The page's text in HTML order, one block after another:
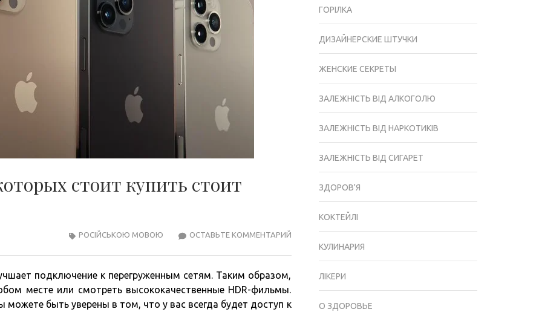
стоит купить стоит
ОСТАВЬТЕ КОММЕНТАРИЙ
ФАКТОРЫ
КОТОРЫХ
СТОИТ
РОСІЙСЬКОЮ МОВОЮ
подключение к перегруженным сетям. Таким образом,
месте или смотреть высококачественные HDR-фильмы.
можете быть уверены в том, что у вас всегда будет доступ к
ГОРІЛКА
ДИЗАЙНЕРСКИЕ ШТУЧКИ
ЖЕНСКИЕ СЕКРЕТЫ
ЗАЛЕЖНІСТЬ ВІД АЛКОГОЛЮ
ЗАЛЕЖНІСТЬ ВІД НАРКОТИКІВ
ЗАЛЕЖНІСТЬ ВІД СИГАРЕТ
ЗДОРОВ'Я
КОКТЕЙЛІ
КУЛИНАРИЯ
ЛІКЕРИ
О ЗДОРОВЬЕ